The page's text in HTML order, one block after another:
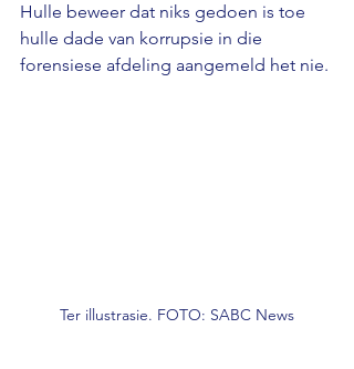
Hulle beweer dat niks gedoen is toe
hulle dade van korrupsie in die
forensiese afdeling aangemeld het nie.
Ter illustrasie. FOTO: SABC News